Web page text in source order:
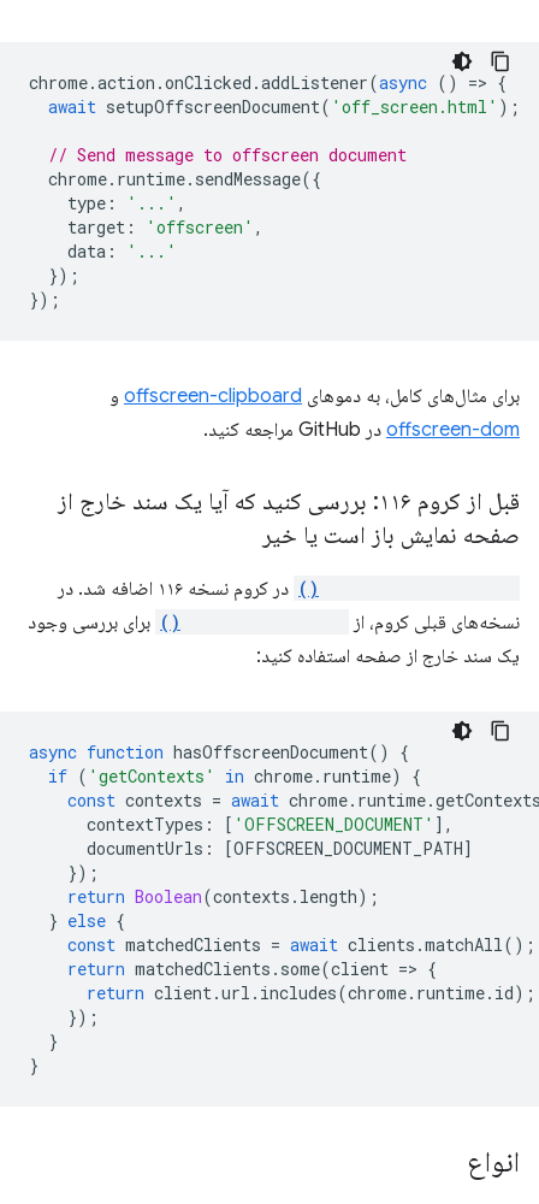
chrome.action .onClicked .addListener(async () => {
await setupOffscreenDocument( 'off_screen.html' );
// Send message to offscreen document
chrome. runtime. sendMessage({
type : '...' ,
target : 'offscreen' ,
data :
'...'
});
});
برای مثال‌های کامل، به دموهای offscreen-clipboard و
offscreen-dom در GitHub مراجعه کنید.
قبل از کروم ۱۱۶: بررسی کنید که آیا یک سند خارج از
صفحه نمایش باز است یا خیر
در کروم نسخه ۱۱۶ اضافه شد. در
نسخه‌های قبلی کروم، از
برای بررسی وجود
یک سند خارج از صفحه استفاده کنید:
async function hasOffscreenDocument()
{
if ( 'getContexts' in chrome. runtime)
{
const contexts = await chrome. runtime.
contextTypes : [ 'OFFSCREEN_DOCUMENT' ],
documentUrls : [OFFSCREEN_DOCUMENT_PATH]
});
return Boolean(contexts . length);
} else {
const matchedClients = await clients .matchAll();
return matchedClients . some(client => {
return client.url . includes(chrome. runtime. id);
});
}
}
انواع